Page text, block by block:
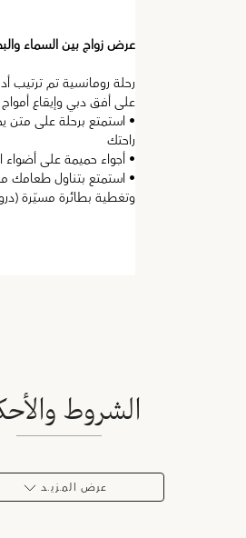
عرض زواج بين السماء
رحلة رومانسية تم ترتيب
على أفق دبي وإيقاع أمواج
راحتك
• أجواء حميمة على
• استمتع بتناول طعامك
وتغطية بطائرة مسيّرة
الشروط
عرض المـزيـد